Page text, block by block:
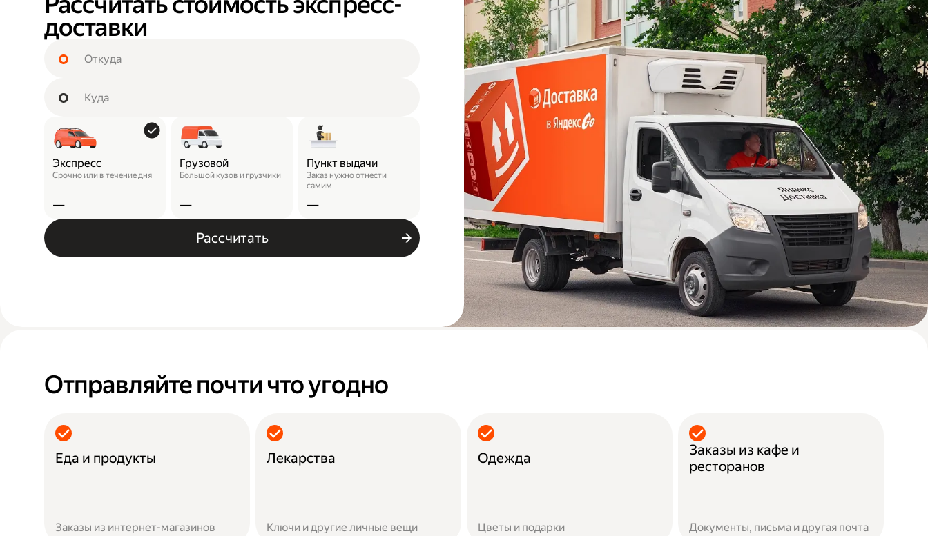
доставки
Экспресс
Срочно или в течение дня
—
Грузовой
Большой кузов и грузчики
—
Пункт выдачи
Заказ нужно отнести
самим
—
Рассчитать
Отправляйте почти что угодно
Еда и продукты
Заказы из интернет-магазинов
Лекарства
Ключи и другие личные вещи
Одежда
Цветы и подарки
Заказы из кафе и
ресторанов
Документы, письма и другая почта